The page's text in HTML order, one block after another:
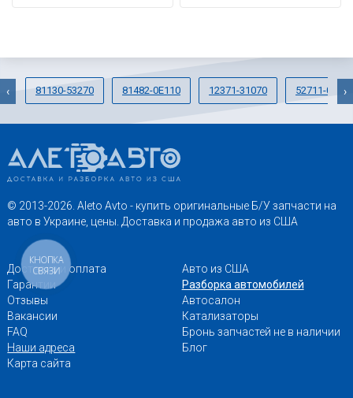
81130-53270 81482-0E110 12371-31070 52711-0E020
‹ ›
© 2013-2026. Aleto Avto - купить оригинальные Б/У запчасти на
авто в Украине, цены. Доставка и продажа авто из США
Доставка и оплата
Гарантии
Отзывы
Вакансии
FAQ
Наши адреса
Карта сайта
Авто из США
Разборка автомобилей
Автосалон
Катализаторы
Бронь запчастей не в наличии
Блог
КНОПКА
СВЯЗИ